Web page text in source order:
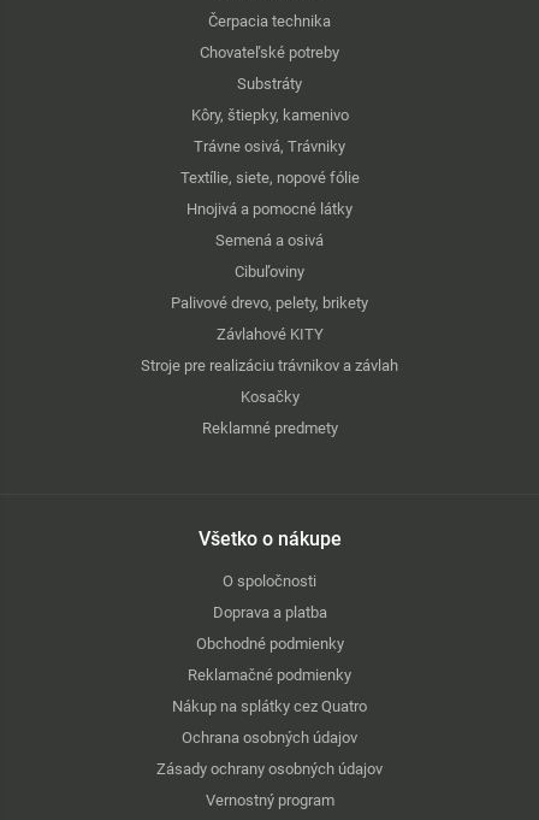
Čerpacia technika
Chovateľské potreby
Substráty
Kôry, štiepky, kamenivo
Trávne osivá, Trávniky
Textílie, siete, nopové fólie
Hnojivá a pomocné látky
Semená a osivá
Cibuľoviny
Palivové drevo, pelety, brikety
Závlahové KITY
Stroje pre realizáciu trávnikov a závlah
Kosačky
Reklamné predmety
Všetko o nákupe
O spoločnosti
Doprava a platba
Obchodné podmienky
Reklamačné podmienky
Nákup na splátky cez Quatro
Ochrana osobných údajov
Zásady ochrany osobných údajov
Vernostný program